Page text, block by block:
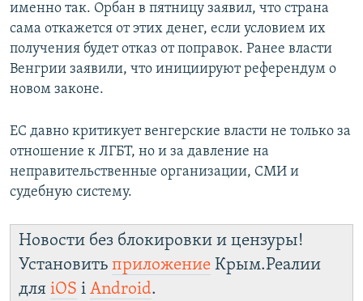
именно так. Орбан в пятницу заявил, что страна
сама откажется от этих денег, если условием их
получения будет отказ от поправок. Ранее власти
Венгрии заявили, что инициируют референдум о
новом законе.
ЕС давно критикует венгерские власти не только за
отношение к ЛГБТ, но и за давление на
неправительственные организации, СМИ и
судебную систему.
Новости без блокировки и цензуры!
Установить приложение Крым.Реалии
для iOS і Android.